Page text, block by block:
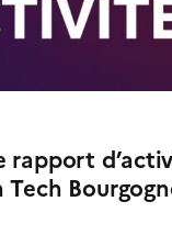
rapport
Tech